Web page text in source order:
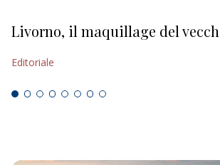
Livorno, il maquillage del
Editoriale